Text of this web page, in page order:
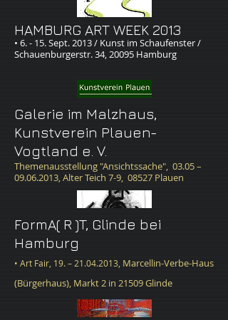
HAMBURG ART WEEK 2013
• 6. - 15. Sept. 2013 / Kunst im Schaufenster /
Schauenburgerstr. 34, 20095 Hamburg
Galerie im Malzhaus,
Kunstverein Plauen-
Vogtland e. V.
Themenausstellung "Ansichtssache", 03.05 –
09.06.2013, Alter Teich 7-9, 08527 Plauen
FormA( R )T, Glinde​ bei
Hamburg
• Art Fair, 19. – 21.04.2013, Marcellin-Verbe-Haus
(Bürgerhaus), Markt 2 in 21509 Glinde